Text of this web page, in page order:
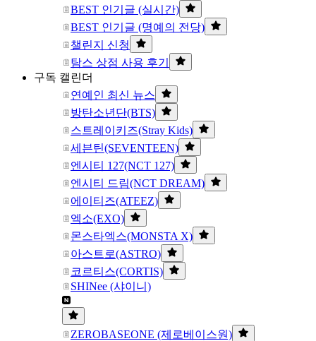
BEST 인기글 (실시간)
BEST 인기글 (명예의 전당)
챌린지 신청
탐스 상점 사용 후기
구독 캘린더
연예인 최신 뉴스
방탄소년단(BTS)
스트레이키즈(Stray Kids)
세븐틴(SEVENTEEN)
엔시티 127(NCT 127)
엔시티 드림(NCT DREAM)
에이티즈(ATEEZ)
엑소(EXO)
몬스타엑스(MONSTA X)
아스트로(ASTRO)
코르티스(CORTIS)
SHINee (샤이니)
ZEROBASEONE (제로베이스원)